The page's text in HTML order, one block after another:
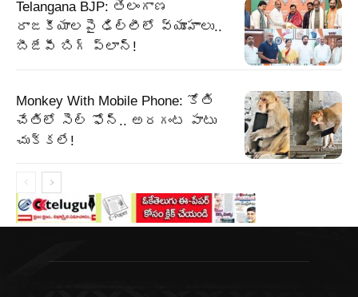
Telangana BJP: తెలంగాణ
రాజకీయాలపై ఢిల్లీలో వ్యూహాలు..
బీజేపీ బిగ్‌ ప్లాన్‌!
Monkey With Mobile Phone: కోతి
చేతిలో సెల్ ఫోన్.. అరగంట పాటు
చుక్కలే!